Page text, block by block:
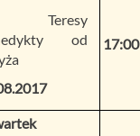
Teresy
od
17:00